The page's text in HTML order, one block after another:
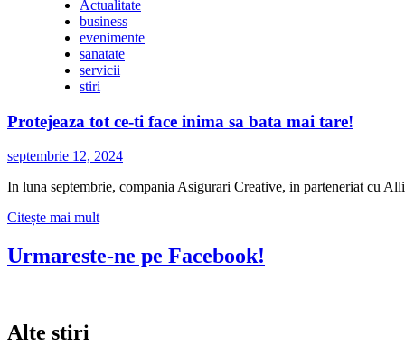
Actualitate
business
evenimente
sanatate
servicii
stiri
Protejeaza tot ce-ti face inima sa bata mai tare!
septembrie 12, 2024
In luna septembrie, compania Asigurari Creative, in parteneriat cu
Citește mai multCitește
despre
Urmareste-ne pe Facebook!
Alte stiri